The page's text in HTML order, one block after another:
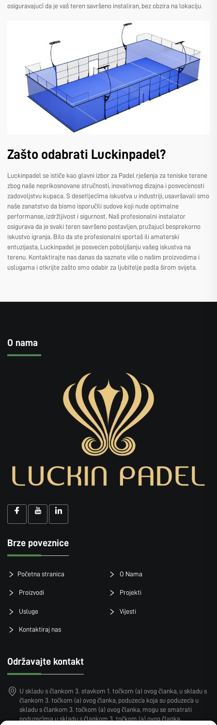
osiguravajući da je vaš teren savršeno instaliran, bez obzira na lokaciju.
Zašto odabrati Luckinpadel?
Luckinpadel se ističe kao glavni izbor za Padel rješenja za teniske terene
zbog naše neprikosnovane stručnosti, inovativnog dizajna i posvećenosti
zadovoljstvu kupaca. S desetljećima iskustva u industriji, usavršavali smo
naše zanatstvo da bismo isporučili sudove koji nude optimalne
performanse, izdržljivost i sigurnost. Naš profesionalni instalator
osigurava da je svaki teren savršeno postavljen, pružajući besprekorno
iskustvo igranja. Bilo da ste profesionalni sportaš ili amaterski
entuzijasta, Luckinpadel je posvećen poboljšanju vašeg iskustva na
terenu. Kontaktirajte nas danas da saznate više o našim proizvodima i
uslugama i otkrijte zašto smo odabir za ljubitelje padla širom svijeta.
O nama
Brze poveznice
Početna stranica O Nama
Proizvodi Projekti
Usluge Vijesti
Kontaktiraj nas
Održavajte kontakt
U skladu s člankom 3. stavkom 1. točkom (a) ovog članka, u skladu s
člankom 3. točkom (a) ovog članka, poduzeća koja su poduzeća u
skladu s člankom 3. točkom (a) ovog članka, mogu se smatrati
poduzećima u skladu s člankom 3. točkom (a) ovog članka.